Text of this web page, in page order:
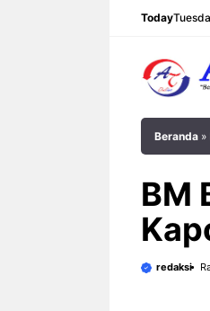
Today
Beranda »
BM
redaksi